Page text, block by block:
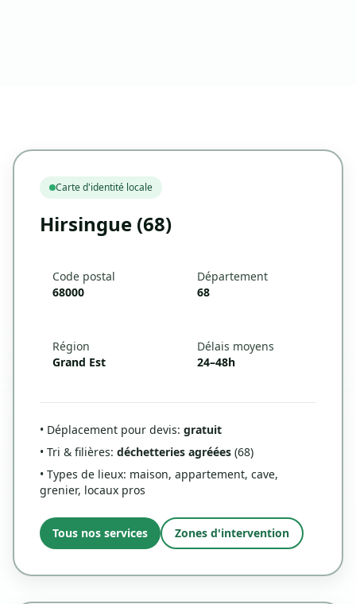
Carte d'identité locale
Hirsingue (68)
Code postal
68000
Département
68
Région
Grand Est
Délais moyens
24–48h
• Déplacement pour devis: gratuit
• Tri & filières: déchetteries agréées (68)
• Types de lieux: maison, appartement, cave,
grenier, locaux pros
Tous nos services Zones d'intervention